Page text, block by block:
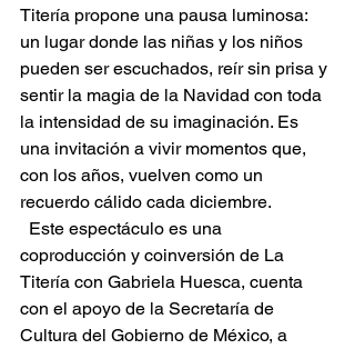
Titería propone una pausa luminosa:
un lugar donde las niñas y los niños
pueden ser escuchados, reír sin prisa y
sentir la magia de la Navidad con toda
la intensidad de su imaginación. Es
una invitación a vivir momentos que,
con los años, vuelven como un
recuerdo cálido cada diciembre.
Este espectáculo es una
coproducción y coinversión de La
Titería con Gabriela Huesca, cuenta
con el apoyo de la Secretaría de
Cultura del Gobierno de México, a